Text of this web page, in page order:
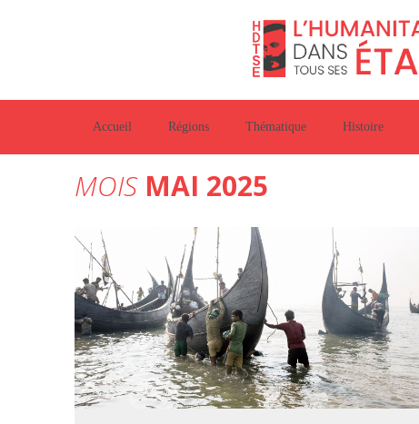
Accueil Régions Thématique Histoire
MOISMAI 2025